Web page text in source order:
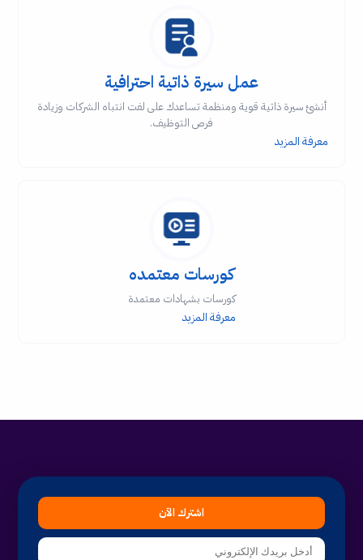
عمل سيرة ذاتية احترافية
أنشئ سيرة ذاتية قوية ومنظمة تساعدك على لفت انتباه الشركات وزيادة
فرص التوظيف.
معرفة المزيد
كورسات معتمده
كورسات بشهادات معتمدة
معرفة المزيد
اشترك الآن